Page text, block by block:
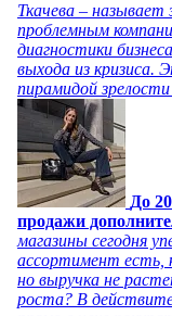
Ткачева –
проблемным
диагностики
выхода из кризиса.
пирамидой
До
продажи
магазины сегодня
ассортимент есть,
но выручка не
роста? В